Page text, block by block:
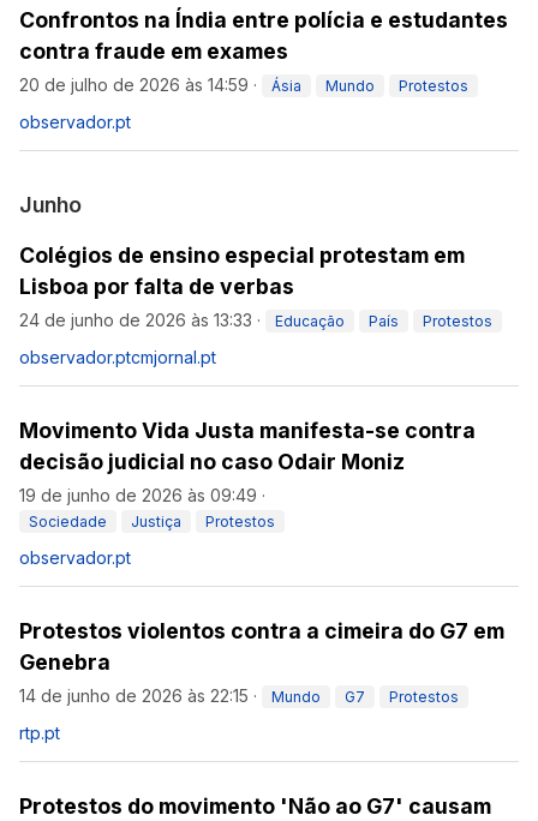
Confrontos na Índia entre polícia e estudantes
contra fraude em exames
20 de julho de 2026 às 14:59 · Ásia Mundo Protestos
observador.pt
Junho
Colégios de ensino especial protestam em
Lisboa por falta de verbas
24 de junho de 2026 às 13:33 · Educação País Protestos
observador.ptcmjornal.pt
Movimento Vida Justa manifesta-se contra
decisão judicial no caso Odair Moniz
19 de junho de 2026 às 09:49 ·
Sociedade Justiça Protestos
observador.pt
Protestos violentos contra a cimeira do G7 em
Genebra
14 de junho de 2026 às 22:15 · Mundo G7 Protestos
rtp.pt
Protestos do movimento 'Não ao G7' causam